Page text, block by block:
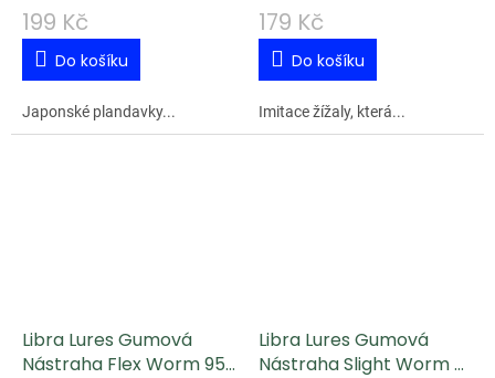
199 Kč
Do košíku
Japonské plandavky...
179 Kč
Do košíku
Imitace žížaly, která...
Libra Lures Gumová
Nástraha Flex Worm 95
Libra Lures Gumová
Nástraha Slight Worm -